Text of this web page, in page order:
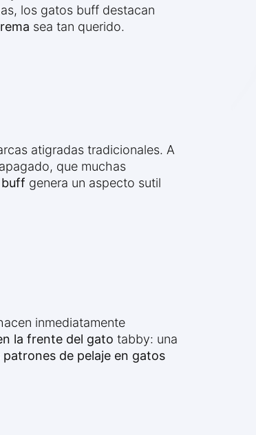
los gatos buff destacan
sea tan querido.
atigradas tradicionales. A
que muchas
genera un aspecto sutil
inmediatamente
la frente del gato tabby: una
patrones de pelaje en gatos